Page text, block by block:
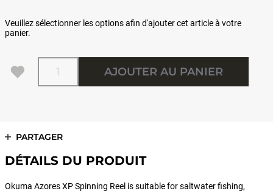
Veuillez sélectionner les options afin d'ajouter cet article à votre
panier.
Quantité
AJOUTER AU PANIER
PARTAGER
DÉTAILS DU PRODUIT
Okuma Azores XP Spinning Reel is suitable for saltwater fishing,